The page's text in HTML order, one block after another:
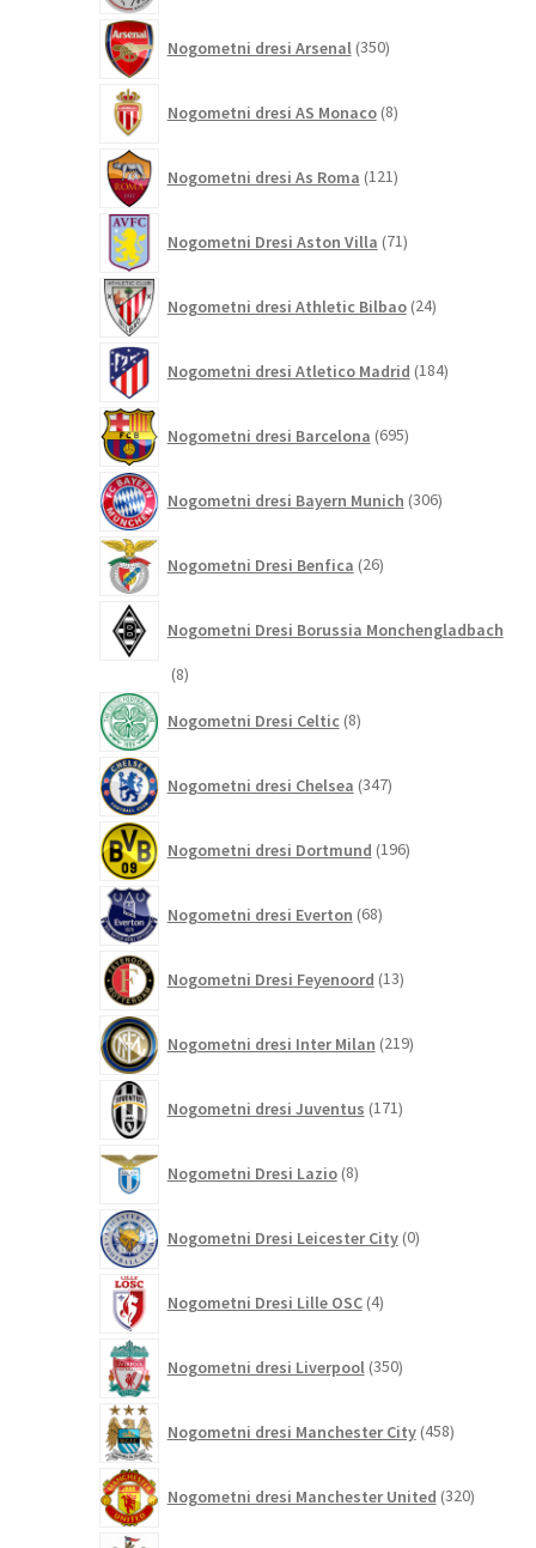
Nogometni dresi Arsenal 350izdelkov
Nogometni dresi AS Monaco 8izdelkov
Nogometni dresi As Roma 121izdelkov
Nogometni Dresi Aston Villa 71izdelkov
Nogometni dresi Athletic Bilbao 24izdelkov
Nogometni dresi Atletico Madrid 184izdelkov
Nogometni dresi Barcelona 695izdelkov
Nogometni dresi Bayern Munich 306izdelkov
Nogometni Dresi Benfica 26izdelkov
Nogometni Dresi Borussia Monchengladbach
88
Nogometni Dresi Celtic 8izdelkov
Nogometni dresi Chelsea 347izdelkov
Nogometni dresi Dortmund 196izdelkov
Nogometni dresi Everton 68izdelkov
Nogometni Dresi Feyenoord 13izdelkov
Nogometni dresi Inter Milan 219izdelkov
Nogometni dresi Juventus 171izdelkov
Nogometni Dresi Lazio 8izdelkov
Nogometni Dresi Leicester City 0izdelkov
Nogometni Dresi Lille OSC 4izdelki
Nogometni dresi Liverpool 350izdelkov
Nogometni dresi Manchester City 458izdelkov
Nogometni dresi Manchester United 320izdelkov